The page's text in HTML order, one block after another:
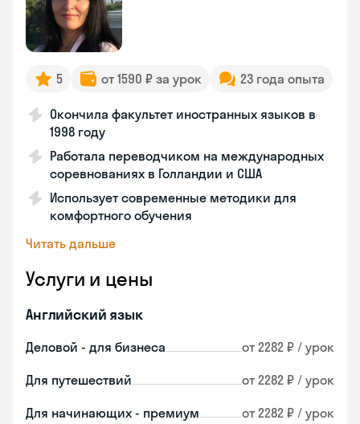
5 от 1590 ₽ за урок 23 года опыта
Окончила факультет иностранных языков в
1998 году
Работала переводчиком на международных
соревнованиях в Голландии и США
Использует современные методики для
комфортного обучения
Читать дальше
Услуги и цены
Английский язык
Деловой - для бизнеса от 2282 ₽ / урок
Для путешествий от 2282 ₽ / урок
Для начинающих - премиум от 2282 ₽ / урок